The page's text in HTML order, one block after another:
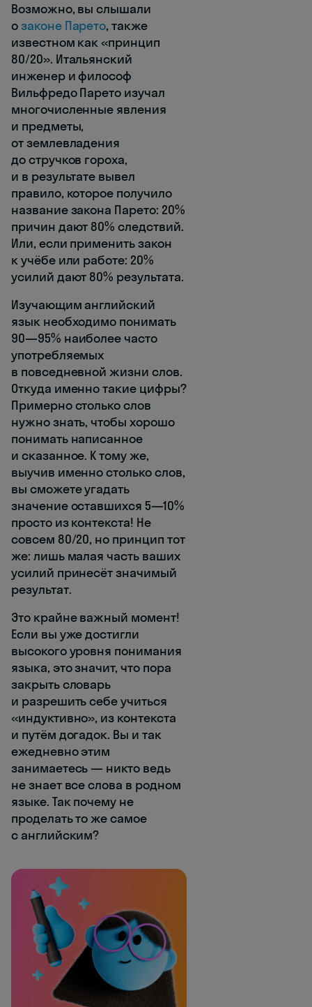
Возможно, вы слышали
озаконе Парето, также
известном как «принцип
80/20». Итальянский
инженер и философ
Вильфредо Парето изучал
многочисленные явления
и предметы,
от землевладения
до стручков гороха,
и в результате вывел
правило, которое получило
название закона Парето: 20%
причин дают 80% следствий.
Или, если применить закон
к учёбе или работе: 20%
усилий дают 80% результата.
Изучающим английский
язык необходимо понимать
90—95% наиболее часто
употребляемых
в повседневной жизни слов.
Откуда именно такие цифры?
Примерно столько слов
нужно знать, чтобы хорошо
понимать написанное
и сказанное. К тому же,
выучив именно столько слов,
вы сможете угадать
значение оставшихся 5—10%
просто из контекста! Не
совсем 80/20, но принцип тот
же: лишь малая часть ваших
усилий принесёт значимый
результат.
Это крайне важный момент!
Если вы уже достигли
высокого уровня понимания
языка, это значит, что пора
закрыть словарь
и разрешить себе учиться
«индуктивно», из контекста
и путём догадок. Вы и так
ежедневно этим
занимаетесь — никто ведь
не знает все слова в родном
языке. Так почему не
проделать то же самое
с английским?